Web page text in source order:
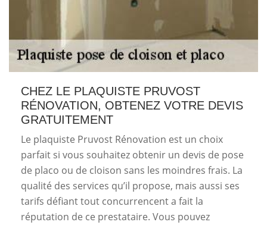
CHEZ LE PLAQUISTE PRUVOST
RÉNOVATION, OBTENEZ VOTRE DEVIS
GRATUITEMENT
Le plaquiste Pruvost Rénovation est un choix
parfait si vous souhaitez obtenir un devis de pose
de placo ou de cloison sans les moindres frais. La
qualité des services qu’il propose, mais aussi ses
tarifs défiant tout concurrencent a fait la
réputation de ce prestataire. Vous pouvez